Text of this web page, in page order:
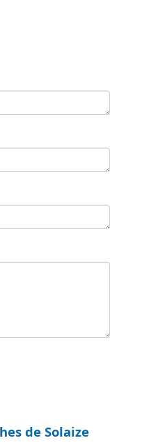
de Solaize